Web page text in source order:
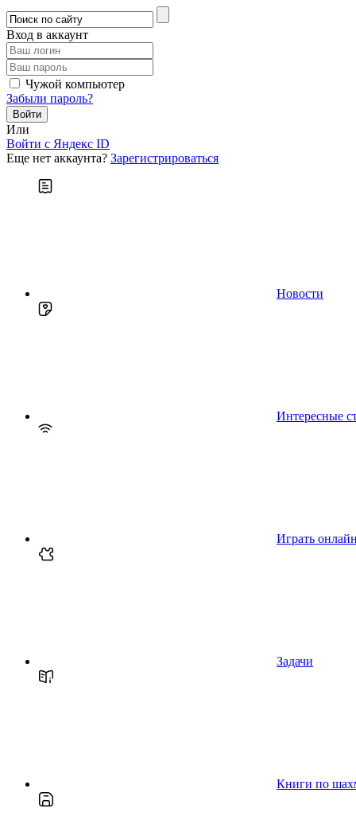
Вход в аккаунт
Чужой компьютер
Забыли пароль?
Или
Войти c Яндекс ID
Еще нет аккаунта? Зарегистрироваться
Новости
Интересные
Играть онлайн
Задачи
Книги по